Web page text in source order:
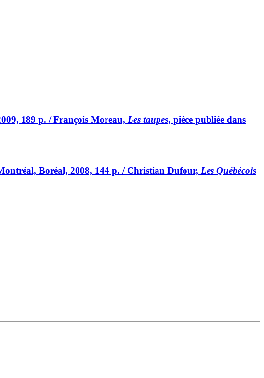
189 p. / François Moreau, Les taupes, pièce publiée dans
Boréal, 2008, 144 p. / Christian Dufour, Les Québécois